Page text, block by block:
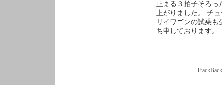
止まる３拍子そろっ
上がりました。 チ
リイワゴンの試乗
ち申しております。